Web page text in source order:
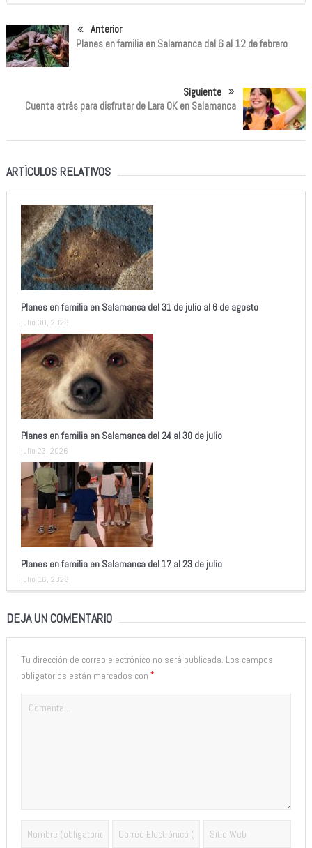
Anterior
Planes en familia en Salamanca del 6 al 12 de febrero
Siguiente
Cuenta atrás para disfrutar de Lara OK en Salamanca
ARTÍCULOS RELATIVOS
Planes en familia en Salamanca del 31 de julio al 6 de agosto
julio 30, 2026
Planes en familia en Salamanca del 24 al 30 de julio
julio 23, 2026
Planes en familia en Salamanca del 17 al 23 de julio
julio 16, 2026
DEJA UN COMENTARIO
Tu dirección de correo electrónico no será publicada. Los campos
obligatorios están marcados con *